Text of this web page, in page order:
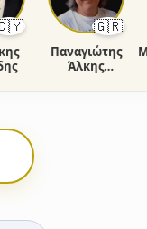
🇬🇷
Παναγιώτης
Άλκης